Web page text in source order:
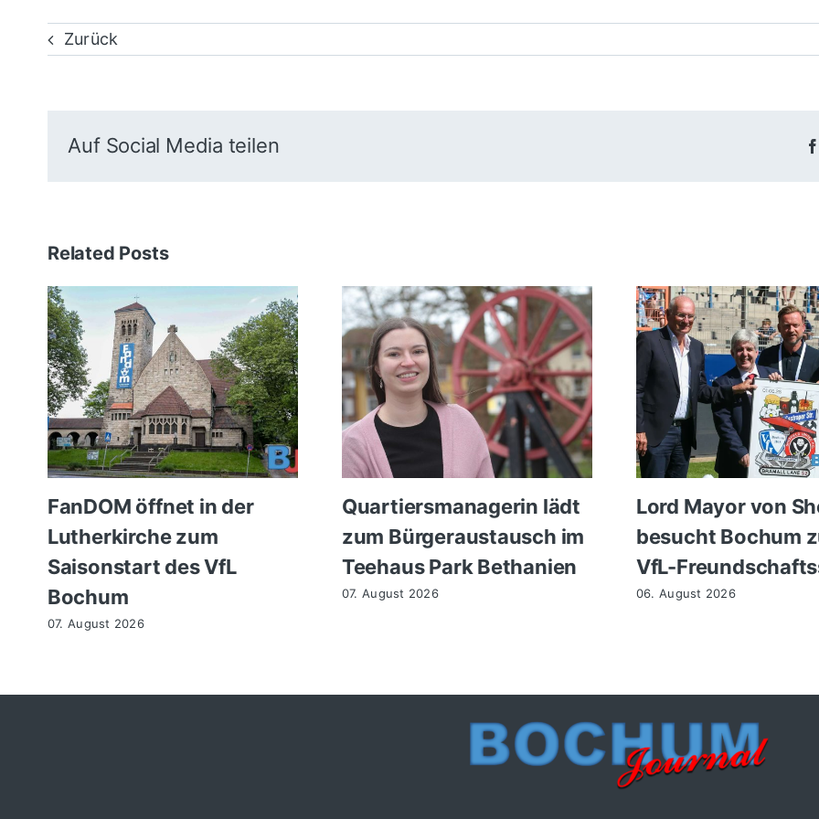
Zurück
Auf Social Media teilen
Related Posts
FanDOM öffnet in der
Lutherkirche zum
Saisonstart des VfL
Bochum
07. August 2026
Quartiersmanagerin lädt
zum Bürgeraustausch im
Teehaus Park Bethanien
07. August 2026
Lord Mayor von
besucht Bochum
VfL-
06. August 2026